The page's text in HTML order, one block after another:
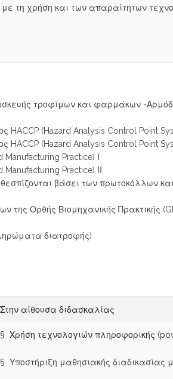
τη χρήση και των απαραίτητων
τροφίμων και φαρμάκων -
(Hazard Analysis Control Point
(Hazard Analysis Control Point
Practice) Ι
Practice) ΙΙ
βάσει των πρωτοκόλλων
Ορθής Βιομηχανικής Πρακτικής
διατροφής)
Στην αίθουσα διδασκαλίας
§ Χρήση τεχνολογιών πληροφορικής
§ Υποστήριξη μαθησιακής